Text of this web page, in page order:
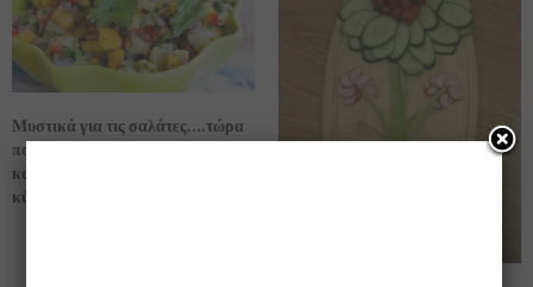
Μυστικά για τις σαλάτες….τώρα
που το καλοκαιράκι είναι κοντά
και μία σαλάτα μπορεί να γίνει το
κύριο γεύμα μας!!